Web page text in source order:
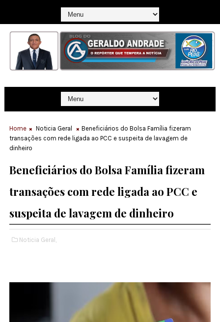
Home Noticia Geral
Beneficiários do Bolsa Família fizeram
transações com rede ligada ao PCC e suspeita de lavagem de
dinheiro
Beneficiários do Bolsa Família fizeram
transações com rede ligada ao PCC e
suspeita de lavagem de dinheiro
Noticia Geral,